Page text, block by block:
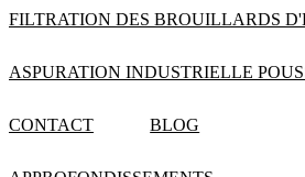
FILTRATION DES BROUILLARDS
ASPURATION INDUSTRIELLE
CONTACT BLOG